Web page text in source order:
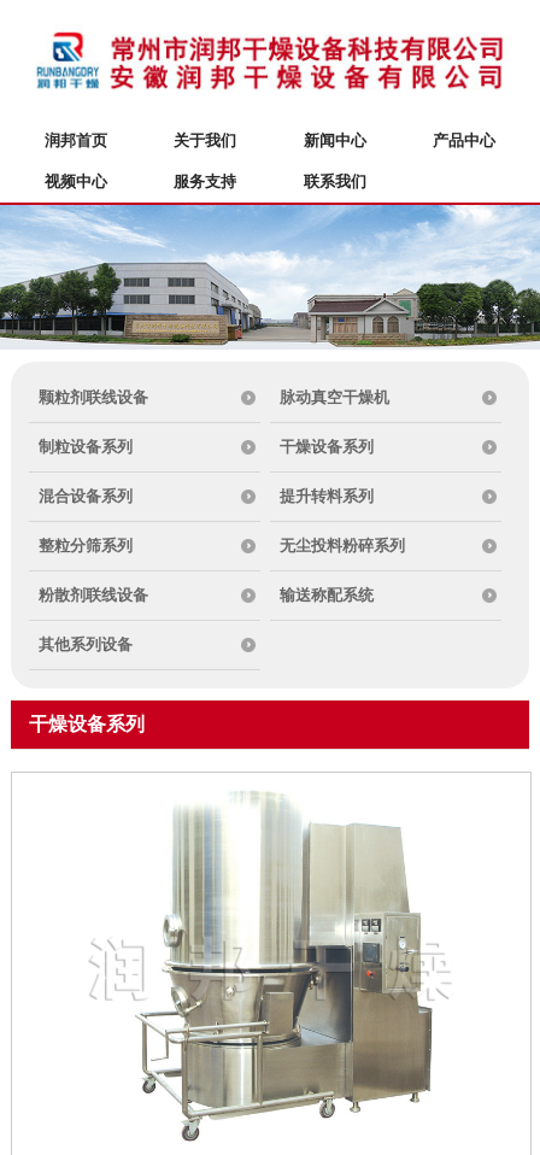
润邦首页 关于我们 新闻中心 产品中心
视频中心 服务支持 联系我们
颗粒剂联线设备 脉动真空干燥机
制粒设备系列 干燥设备系列
混合设备系列 提升转料系列
整粒分筛系列 无尘投料粉碎系列
粉散剂联线设备 输送称配系统
其他系列设备
干燥设备系列